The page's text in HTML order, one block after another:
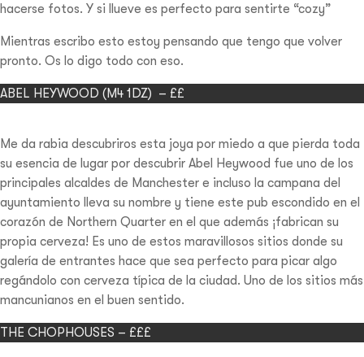
hacerse fotos. Y si llueve es perfecto para sentirte “cozy”
Mientras escribo esto estoy pensando que tengo que volver
pronto. Os lo digo todo con eso.
ABEL HEYWOOD (M4 1DZ) – ££
Me da rabia descubriros esta joya por miedo a que pierda toda
su esencia de lugar por descubrir Abel Heywood fue uno de los
principales alcaldes de Manchester e incluso la campana del
ayuntamiento lleva su nombre y tiene este pub escondido en el
corazón de Northern Quarter en el que además ¡fabrican su
propia cerveza! Es uno de estos maravillosos sitios donde su
galería de entrantes hace que sea perfecto para picar algo
regándolo con cerveza típica de la ciudad. Uno de los sitios más
mancunianos en el buen sentido.
THE CHOPHOUSES – £££